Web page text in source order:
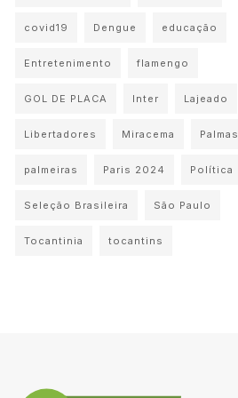
covid19 Dengue educação
Entretenimento flamengo
GOL DE PLACA Inter Lajeado
Libertadores Miracema Palmas
palmeiras Paris 2024 Política
Seleção Brasileira São Paulo
Tocantinia tocantins